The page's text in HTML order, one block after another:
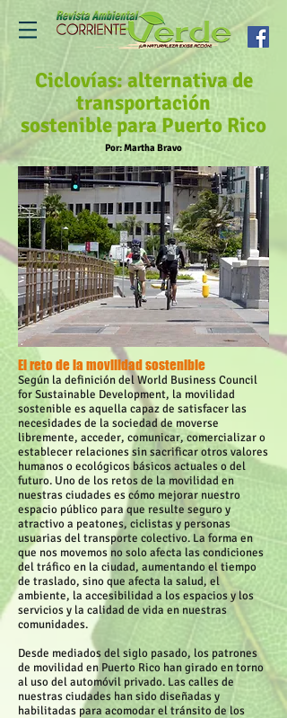
Ciclovías: alternativa de
transportación
sostenible para Puerto Rico
Por: Martha Bravo
El reto de la movilidad sostenible
Según la definición del World Business Council
for Sustainable Development, la movilidad
sostenible es aquella capaz de satisfacer las
necesidades de la sociedad de moverse
libremente, acceder, comunicar, comercializar o
establecer relaciones sin sacrificar otros valores
humanos o ecológicos básicos actuales o del
futuro. Uno de los retos de la movilidad en
nuestras ciudades es cómo mejorar nuestro
espacio público para que resulte seguro y
atractivo a peatones, ciclistas y personas
usuarias del transporte colectivo. La forma en
que nos movemos no solo afecta las condiciones
del tráfico en la ciudad, aumentando el tiempo
de traslado, sino que afecta la salud, el
ambiente, la accesibilidad a los espacios y los
servicios y la calidad de vida en nuestras
comunidades.
Desde mediados del siglo pasado, los patrones
de movilidad en Puerto Rico han girado en torno
al uso del automóvil privado. Las calles de
nuestras ciudades han sido diseñadas y
habilitadas para acomodar el tránsito de los